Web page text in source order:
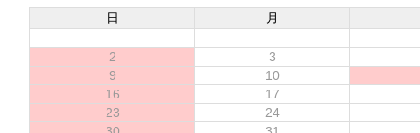
日
月
2
3
9
10
16
17
23
24